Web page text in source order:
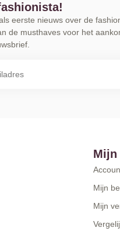
eerste nieuws over de
de musthaves voor het
Mijn
Mijn
Mijn